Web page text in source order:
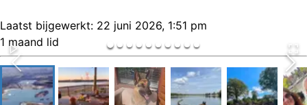
Laatst bijgewerkt: 22 juni 2026, 1:51 pm
1 maand lid